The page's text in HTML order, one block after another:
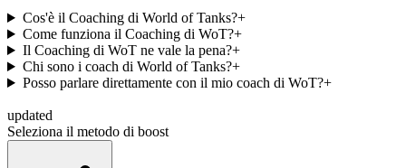
Cos'è il Coaching di World of Tanks?+
Come funziona il Coaching di WoT?+
Il Coaching di WoT ne vale la pena?+
Chi sono i coach di World of Tanks?+
Posso parlare direttamente con il mio coach di WoT?+
updated
Seleziona il metodo di boost